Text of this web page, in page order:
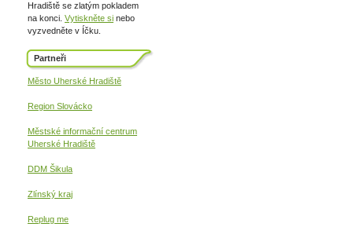
Hradiště se zlatým pokladem
na konci. Vytiskněte si nebo
vyzvedněte v Íčku.
Partneři
Město Uherské Hradiště
Region Slovácko
Městské informační centrum
Uherské Hradiště
DDM Šikula
Zlínský kraj
Replug me